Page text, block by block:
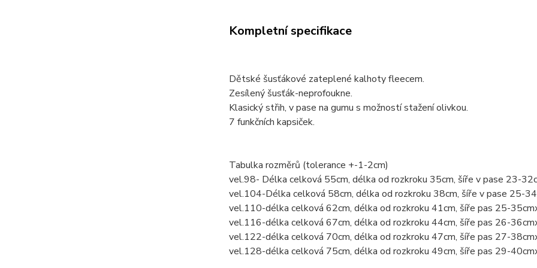
Kompletní specifikace
Dětské šusťákové zateplené kalhoty fleecem.
Zesílený šusťák-neprofoukne.
Klasický střih, v pase na gumu s možností stažení olivkou.
7 funkčních kapsiček.
Tabulka rozměrů (tolerance +-1-2cm)
vel.98- Délka celková 55cm, délka od rozkroku 35cm, šíře v pase 23-
vel.104-Délka celková 58cm, délka od rozkroku 38cm, šíře v pase 25-
vel.110-délka celková 62cm, délka od rozkroku 41cm, šíře pas 25-
vel.116-délka celková 67cm, délka od rozkroku 44cm, šíře pas 26-
vel.122-délka celková 70cm, délka od rozkroku 47cm, šíře pas 27-
vel.128-délka celková 75cm, délka od rozkroku 49cm, šíře pas 29-